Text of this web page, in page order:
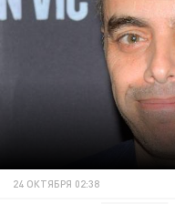
24 ОКТЯБРЯ 02:38